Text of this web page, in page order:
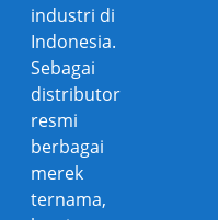
industri di
Indonesia.
Sebagai
distributor
resmi
berbagai
merek
ternama,